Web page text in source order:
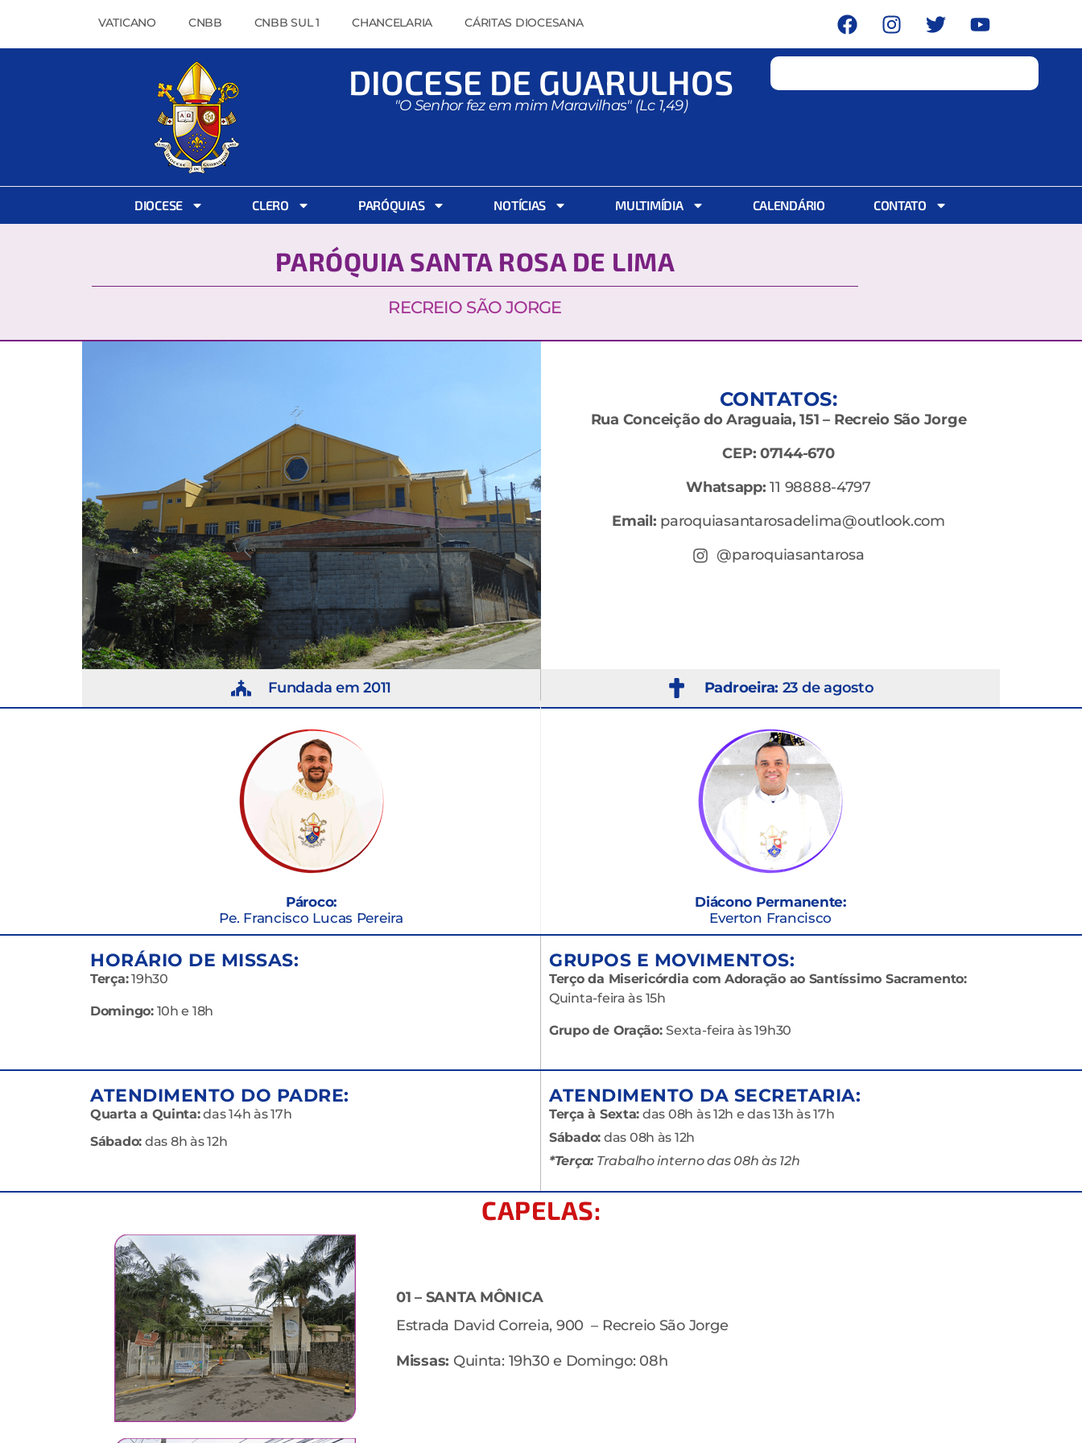
VATICANO CNBB CNBB SUL 1 CHANCELARIA CÁRITAS DIOCESANA
DIOCESE DE GUARULHOS
"O Senhor fez em mim Maravilhas" (Lc 1,49)
DIOCESE CLERO PARÓQUIAS NOTÍCIAS MULTIMÍDIA CALENDÁRIO CONTATO
PARÓQUIA SANTA ROSA DE LIMA
RECREIO SÃO JORGE
CONTATOS:
Rua Conceição do Araguaia, 151 – Recreio São Jorge
CEP: 07144-670
Whatsapp: 11 98888-4797
Email: paroquiasantarosadelima@outlook.com
@paroquiasantarosa
Fundada em 2011 Padroeira: 23 de agosto
Pároco:
Pe. Francisco Lucas Pereira
Diácono Permanente:
Everton Francisco
HORÁRIO DE MISSAS:
Terça:19h30
Domingo:10h e 18h
GRUPOS E MOVIMENTOS:
Terço da Misericórdia com Adoração ao Santíssimo Sacramento:
Quinta-feira às 15h
Grupo de Oração:Sexta-feira às 19h30
ATENDIMENTO DO PADRE:
Quarta a Quinta:das 14h às 17h
Sábado: das 8h às 12h
ATENDIMENTO DA SECRETARIA:
Terça à Sexta: das 08h às 12h e das 13h às 17h
Sábado: das 08h às 12h
*Terça: Trabalho interno das 08h às 12h
CAPELAS:
01 – SANTA MÔNICA
Estrada David Correia, 900 – Recreio São Jorge
Missas: Quinta: 19h30 e Domingo: 08h